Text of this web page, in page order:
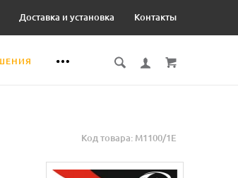
Доставка и установка Контакты
Код товара: М1100/1E